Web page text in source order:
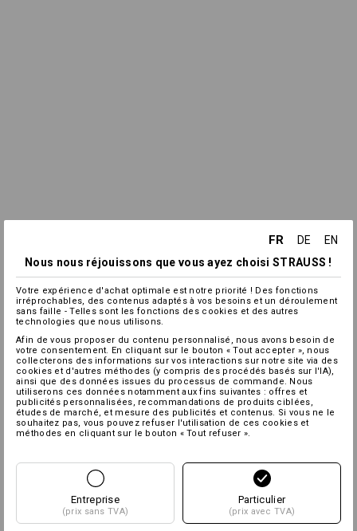
FR DE
EN
Nous nous réjouissons que vous ayez choisi STRAUSS !
Votre expérience d'achat optimale est notre priorité ! Des fonctions
irréprochables, des contenus adaptés à vos besoins et un déroulement
sans faille - Telles sont les fonctions des cookies et des autres
technologies que nous utilisons.
Afin de vous proposer du contenu personnalisé, nous avons besoin de
votre consentement. En cliquant sur le bouton « Tout accepter », nous
collecterons des informations sur vos interactions sur notre site via des
cookies et d'autres méthodes (y compris des procédés basés sur l'IA),
ainsi que des données issues du processus de commande. Nous
utiliserons ces données notamment aux fins suivantes : offres et
publicités personnalisées, recommandations de produits ciblées,
études de marché, et mesure des publicités et contenus. Si vous ne le
souhaitez pas, vous pouvez refuser l'utilisation de ces cookies et
méthodes en cliquant sur le bouton « Tout refuser ».
Entreprise
(prix sans TVA)
Particulier
(prix avec TVA)